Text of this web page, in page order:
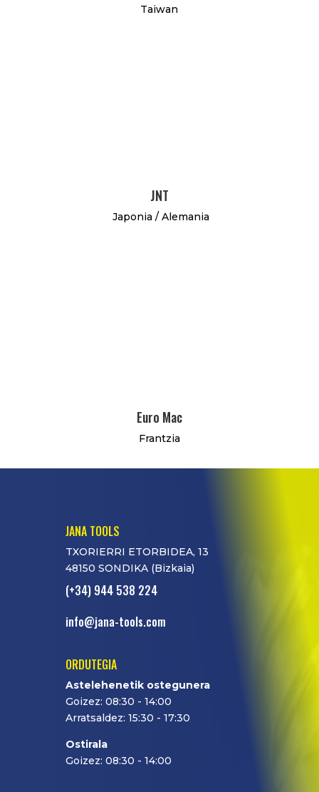
Taiwan
JNT
Japonia / Alemania
Euro Mac
Frantzia
JANA TOOLS
TXORIERRI ETORBIDEA, 13
48150 SONDIKA (Bizkaia)
(+34) 944 538 224
info@jana-tools.com
ORDUTEGIA
Astelehenetik ostegunera
Goizez: 08:30 - 14:00
Arratsaldez: 15:30 - 17:30
Ostirala
Goizez: 08:30 - 14:00